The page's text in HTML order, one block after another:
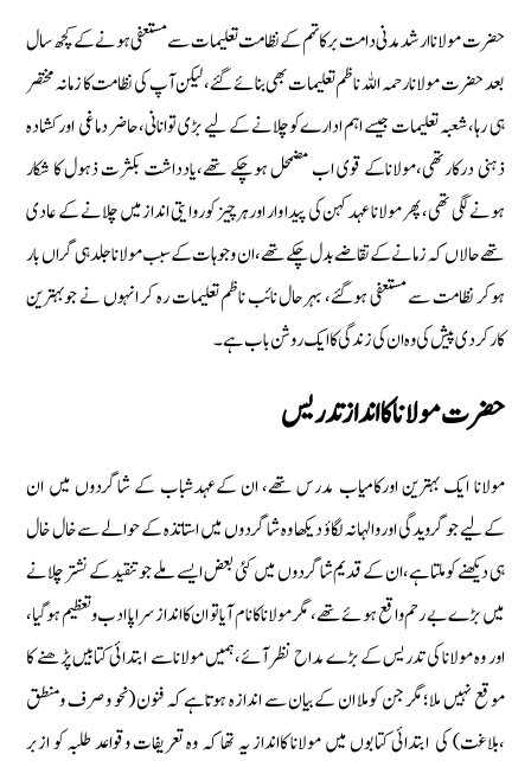
حضرت مولانا ارشد مدنی دامت بركاتہم كے نظامت تعلیمات سے مستعفی ہونے كے كچھ سال
بعد حضرت مولانا رحمہ اللہ ناظم تعلیمات بھی بنائے گئے، لیكن آپ كی نظامت كا زمانہ مختصر
ہی رہا‏،شعبہ تعلیمات جیسے اہم ادارےكوچلانے كے لیے بڑی توانانی‏،حاضر دماغی ‏ اوركشادہ
ذہنی دركارتھی‏،مولاناكے قوی اب مضمحل ہوچكے تھے‏،یادداشت بكثرت ذہول كا شكار
ہونے لگی تھی‏، پھر مولانا عہدكہن كی پیدا وار اورہر چيز كوروایتی اندازمیں چلانے كے عادی
تھے‏‏حالاں كہ زمانے كے تقاضے بدل چكے تھے‏،ان وجوہات كےسبب مولانا جلد ہی گراں بار
ہوكر نظامت سے مستعفی ہوگئے‏‏، بہرحال نائب ناظم تعلیمات رہ كر انہوں نے جوبہترین
كاركردی پیش كی وہ ان كی زندگی كا ایك روشن باب ہے۔
حضرت مولانا كا انداز تدریس
مولانا ایك بہترین اوركامیاب مدرس تھے‏، ان كےعہدشباب كے شاگردوں میں ان
كےلیے جوگرویدگی اوروالہانہ لگاؤ دیكھا وہ شاگردوں میں استاتذہ كے حوالے سےخال خال
ہی دیكھنے كوملتاہے‏،ان كے قدیم شاگردوں میں كئی بعض ایسے ملے جوتنقید كے نشتر چلانے
میں بڑے بے رحم واقع ہوئے تھے‏، مگر مولانا كانام آیا تو ان كااندازسراپا ادب وتعظیم ہوگیا‏،
اور وہ مولانا كی تدریس كے بڑے مداح نظر آئے‏،ہمیں مولاناسے ابتدائی كتابیں پڑھنے كا
موقع نہیں ملا؛مگر جن كوملا ان كےبیان سے اندازہ ہوتاہے كہ فنون (نحو وصرف ومنطق
‏،بلاغت) كی ابتدائی كتابوں میں مولانا كاانداز یہ تھا كہ وہ تعریفات وقواعد طلبہ كو ازبر